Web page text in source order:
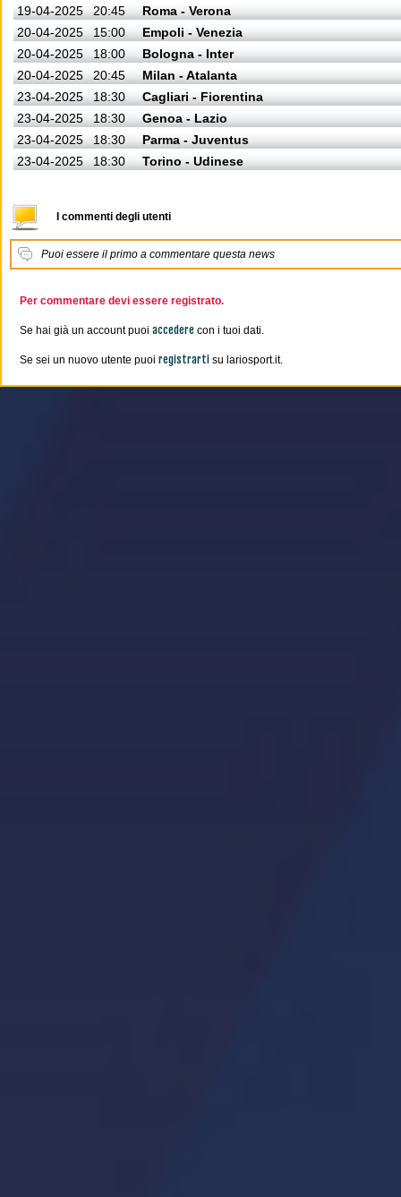
19-04-2025 20:45
Roma - Verona
20-04-2025
15:00
Empoli - Venezia
20-04-2025
18:00
Bologna - Inter
20-04-2025
20:45
Milan - Atalanta
23-04-2025
18:30
Cagliari - Fiorentina
23-04-2025
18:30
Genoa - Lazio
23-04-2025
18:30
Parma - Juventus
23-04-2025
18:30 Torino - Udinese
I commenti degli utenti
Puoi essere il primo a commentare questa news
Per commentare devi essere registrato.
Se hai già un account puoi accedere con i tuoi dati.
Se sei un nuovo utente puoi registrarti su lariosport.it.